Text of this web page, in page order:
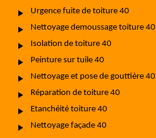
Urgence fuite de toiture 40
Nettoyage demoussage toiture 40
Isolation de toiture 40
Peinture sur tuile 40
Nettoyage et pose de gouttière 40
Réparation de toiture 40
Etanchéité toiture 40
Nettoyage façade 40